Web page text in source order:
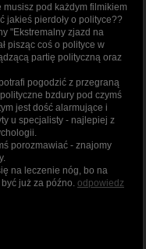
musisz pod każdym filmikiem
jakieś pierdoły o polityce??
"Ekstremalny zjazd na
pisząc coś o polityce w
partię polityczną oraz
pogodzić z przegraną
bzdury pod czymś
jest dość alarmujące i
u specjalisty - najlepiej z
porozmawiać - znajomy
na leczenie nóg, bo na
już za późno. odpowiedz